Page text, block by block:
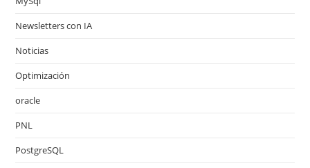
Newsletters con IA
Noticias
Optimización
oracle
PNL
PostgreSQL